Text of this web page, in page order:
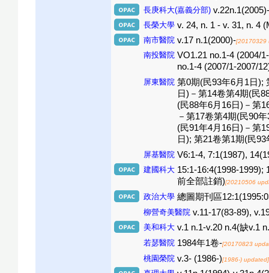
長庚科大(嘉義分部)
長榮大學 v. 24, n. 1 - v. 31, n. 4
南市醫院 v.17 n.1(2000)-[20170329
南投醫院 VO1.21 no.1-4 (2004/
no.1-4 (2007/1-2007/
屏東醫院 第0期(民93年6月1日);
日)－第14卷第4期(民
(民88年6月16日)－第
－第17卷第4期(民90
(民91年4月16日)－第
日); 第21卷第1期(民
屏基醫院 V6:1-4, 7:1(1987),
建國科大 15:1-16:4(1998-1999);
前全部註銷)[20210506
政治大學 總圖期刊區
柳營奇美醫院 v.11-17(83-89),
美和科大 v.1 n.1-v.20 n.4(缺v.1
若瑟醫院 1984年1卷-[20170823
桃園榮院 v.3- (1986-)[1986-) updated]